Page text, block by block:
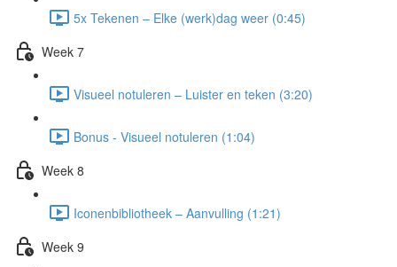
5x Tekenen – Elke (werk)dag weer (0:45)
Week 7
Visueel notuleren – Luister en teken (3:20)
Bonus - Visueel notuleren (1:04)
Week 8
Iconenbibliotheek – Aanvulling (1:21)
Week 9